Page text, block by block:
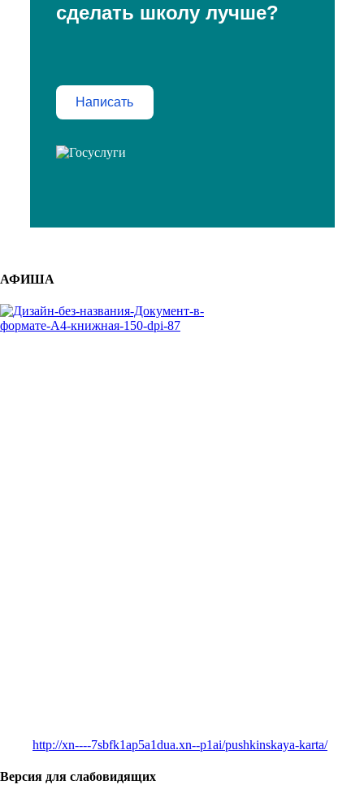
сделать школу лучше?
Написать
АФИША
http://xn----7sbfk1ap5a1dua.xn--p1ai/pushkinskaya-karta/
Версия для слабовидящих